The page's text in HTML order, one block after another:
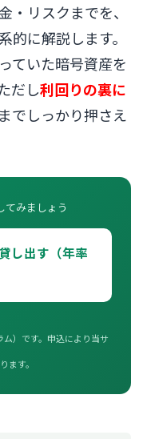
・リスクまでを、
に解説します。
ていた暗号資産を
だし利回りの裏に
でしっかり押さえ
てみましょう
し出す（年率
）です。申込により当サ
ます。